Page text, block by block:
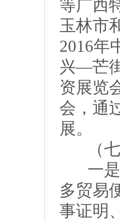
等广西
玉林市
2016年
兴—芒
资展览
会，通
展。
（七
一是
多贸易
事证明